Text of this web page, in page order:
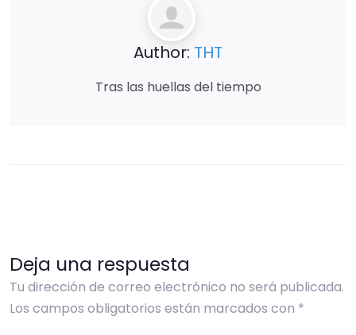
Author: THT
Tras las huellas del tiempo
Deja una respuesta
Tu dirección de correo electrónico no será publicada.
Los campos obligatorios están marcados con *